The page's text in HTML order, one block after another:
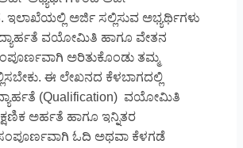
ಇಲಾಖೆಯಲ್ಲಿ ಅರ್ಜಿ ಸಲ್ಲಿಸುವ ಅಭ್ಯರ್ಥಿಗಳು
ವಯೋಮಿತಿ ಹಾಗೂ ವೇತನ
ಅರಿತುಕೊಂಡು ತಮ್ಮ
ಈ ಲೇಖನದ ಕೆಳಬಾಗದಲ್ಲಿ
(Qualification) ವಯೋಮಿತಿ
ಅರ್ಹತೆ ಹಾಗೂ ಇನ್ನಿತರ
ಓದಿ ಅಥವಾ ಕೆಳಗಡೆ